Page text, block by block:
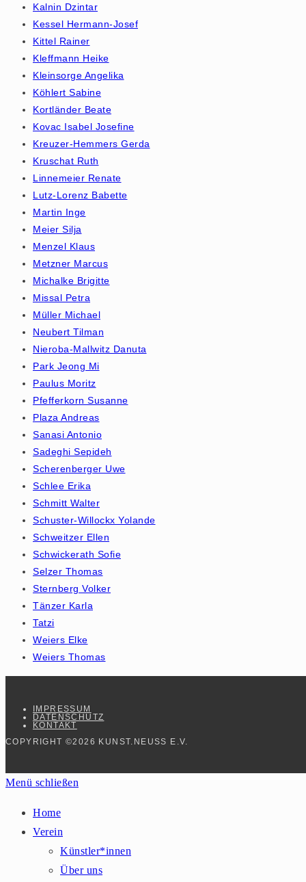
Kalnin Dzintar
Kessel Hermann-Josef
Kittel Rainer
Kleffmann Heike
Kleinsorge Angelika
Köhlert Sabine
Kortländer Beate
Kovac Isabel Josefine
Kreuzer-Hemmers Gerda
Kruschat Ruth
Linnemeier Renate
Lutz-Lorenz Babette
Martin Inge
Meier Silja
Menzel Klaus
Metzner Marcus
Michalke Brigitte
Missal Petra
Müller Michael
Neubert Tilman
Nieroba-Mallwitz Danuta
Park Jeong Mi
Paulus Moritz
Pfefferkorn Susanne
Plaza Andreas
Sanasi Antonio
Sadeghi Sepideh
Scherenberger Uwe
Schlee Erika
Schmitt Walter
Schuster-Willockx Yolande
Schweitzer Ellen
Schwickerath Sofie
Selzer Thomas
Sternberg Volker
Tänzer Karla
Tatzi
Weiers Elke
Weiers Thomas
IMPRESSUM
DATENSCHUTZ
KONTAKT
COPYRIGHT ©2026 KUNST.NEUSS E.V.
Menü schließen
Home
Verein
Künstler*innen
Über uns